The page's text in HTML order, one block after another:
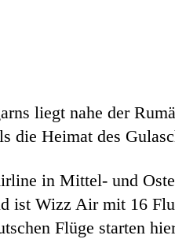
liegt nahe der
die Heimat des
in Mittel- und
ist Wizz Air mit 16
Flüge starten